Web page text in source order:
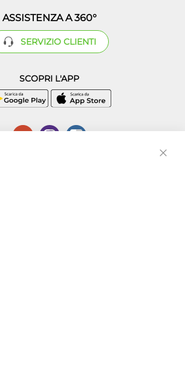
ASSISTENZA A 360°
SERVIZIO CLIENTI
SCOPRI L'APP
Napoli, REA 856312.